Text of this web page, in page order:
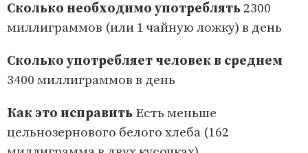
Сколько необходимо упо­треблять2300
миллиграммов (или 1 чайную ложку) в день
Сколько употреб­ляет ч­еловек в среднем
3400 миллиграммов в день
Как это исправить Есть меньше
цельнозернового белого хлеба (162